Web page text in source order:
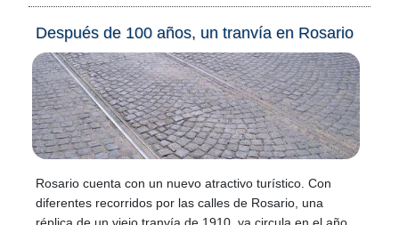
Después de 100 años, un tranvía en Rosario
Rosario cuenta con un nuevo atractivo turístico. Con
diferentes recorridos por las calles de Rosario, una